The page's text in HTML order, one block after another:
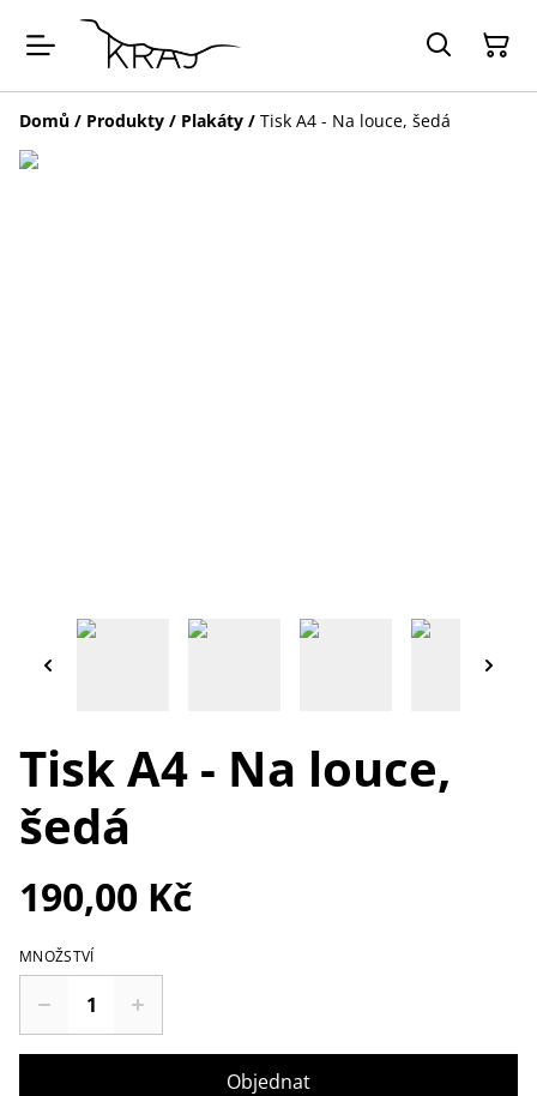
Domů / Produkty / Plakáty / Tisk A4 - Na louce, šedá
Tisk A4 - Na louce,
šedá
190,00 Kč
MNOŽSTVÍ
Objednat